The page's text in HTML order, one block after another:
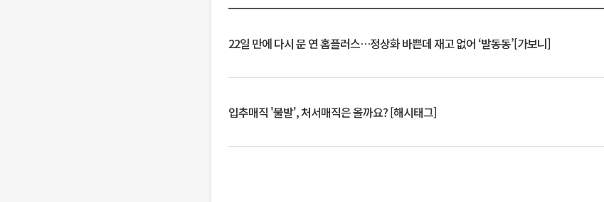
22일 만에 다시 문 연 홈플러스…정상화 바쁜데 재고 없어 ‘발동동’[가보니]
입추매직 '불발', 처서매직은 올까요? [해시태그]